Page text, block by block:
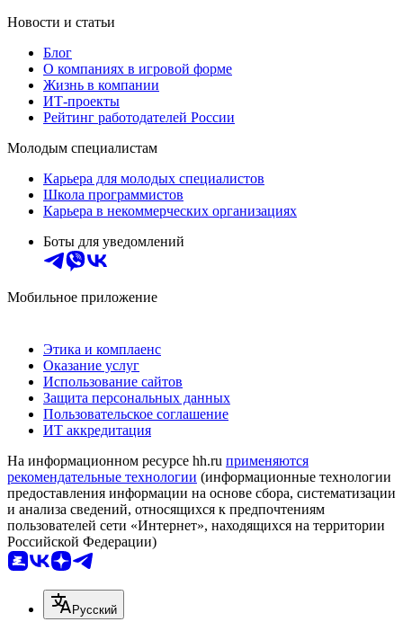
Новости и статьи
Блог
О компаниях в игровой форме
Жизнь в компании
ИТ-проекты
Рейтинг работодателей России
Молодым специалистам
Карьера для молодых специалистов
Школа программистов
Карьера в некоммерческих организациях
Боты для уведомлений
Мобильное приложение
Этика и комплаенс
Оказание услуг
Использование сайтов
Защита персональных данных
Пользовательское соглашение
ИТ аккредитация
На информационном ресурсе hh.ru применяются
рекомендательные технологии (информационные технологии
предоставления информации на основе сбора, систематизации
и анализа сведений, относящихся к предпочтениям
пользователей сети «Интернет», находящихся на территории
Российской Федерации)
Русский